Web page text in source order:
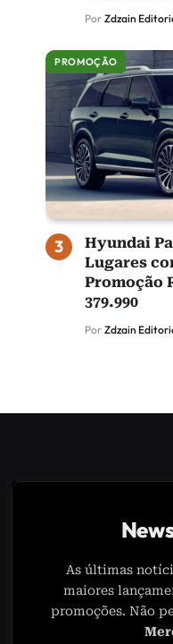
Por Zdzain
PROMOÇÃO
Hyundai
Lugares
Promoção
379.990
Por Zdzain
As últimas
maiores
promoções. Não